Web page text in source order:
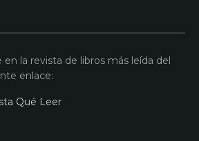
la revista de libros más leída del
enlace:
Qué Leer